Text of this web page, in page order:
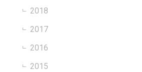
2018
2017
2016
2015